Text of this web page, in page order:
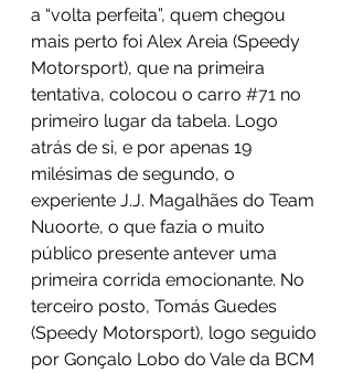
a “volta perfeita”, quem chegou
mais perto foi Alex Areia (Speedy
Motorsport), que na primeira
tentativa, colocou o carro #71 no
primeiro lugar da tabela. Logo
atrás de si, e por apenas 19
milésimas de segundo, o
experiente J.J. Magalhães do Team
Nuoorte, o que fazia o muito
público presente antever uma
primeira corrida emocionante. No
terceiro posto, Tomás Guedes
(Speedy Motorsport), logo seguido
por Gonçalo Lobo do Vale da BCM